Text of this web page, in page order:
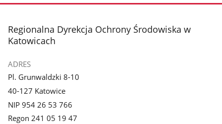
stopka
Regionalna Dyrekcja Ochrony Środowiska w
Katowicach
ADRES
Pl. Grunwaldzki 8-10
40-127 Katowice
NIP 954 26 53 766
Regon 241 05 19 47